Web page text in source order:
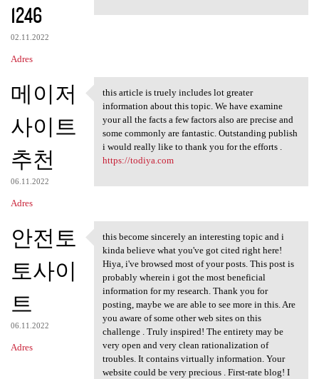
1246
02.11.2022
Adres
메이저
사이트
추천
06.11.2022
Adres
this article is truely
this article is truely includes lot greater
information about this topic. We have examine
your all the facts a few factors also are precise and
some commonly are fantastic. Outstanding publish
i would really like to thank you for the efforts .
https://todiya.com
안전토
토사이
트
06.11.2022
Adres
this become sincerely an
this become sincerely an interesting topic and i
kinda believe what you've got cited right here!
Hiya, i've browsed most of your posts. This post is
probably wherein i got the most beneficial
information for my research. Thank you for
posting, maybe we are able to see more in this. Are
you aware of some other web sites on this
challenge . Truly inspired! The entirety may be
very open and very clean rationalization of
troubles. It contains virtually information. Your
website could be very precious . First-rate blog! I